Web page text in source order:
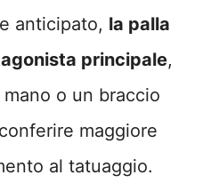
anticipato, la palla
principale,
o un braccio
maggiore
al tatuaggio.